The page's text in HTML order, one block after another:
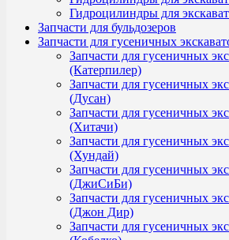
Гидроцилиндры для
Запчасти для бульдозеров
Запчасти для гусеничных
Запчасти для гусеничных
(Катерпилер)
Запчасти для гусеничных
(Дусан)
Запчасти для гусеничных
(Хитачи)
Запчасти для гусеничных
(Хундай)
Запчасти для гусеничных
(ДжиСиБи)
Запчасти для гусеничных
(Джон Дир)
Запчасти для гусеничных